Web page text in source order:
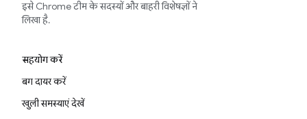
इसे Chrome टीम के सदस्यों और बाहरी विशेषज्ञों ने
लिखा है.
सहयोग करें
बग दायर करें
खुली समस्याएं देखें